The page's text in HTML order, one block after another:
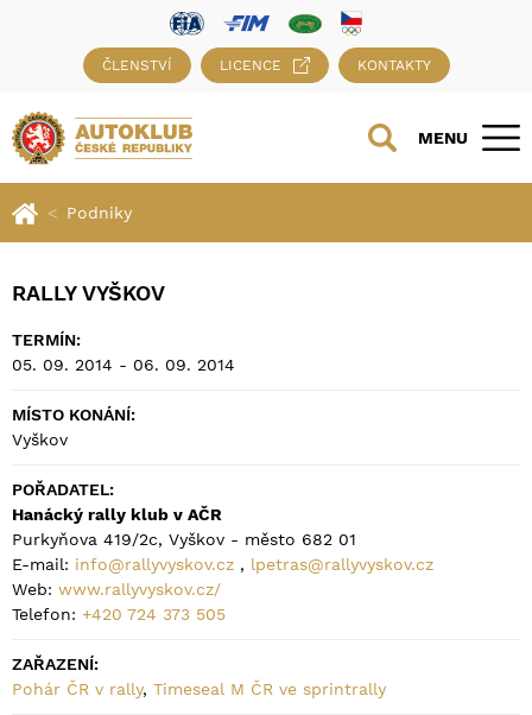
ČLENSTVÍ LICENCE KONTAKTY
MENU
Podniky
RALLY VYŠKOV
TERMÍN:
05. 09. 2014 - 06. 09. 2014
MÍSTO KONÁNÍ:
Vyškov
POŘADATEL:
Hanácký rally klub v AČR
Purkyňova 419/2c, Vyškov - město 682 01
E-mail: info@rallyvyskov.cz , lpetras@rallyvyskov.cz
Web: www.rallyvyskov.cz/
Telefon: +420 724 373 505
ZAŘAZENÍ:
Pohár ČR v rally, Timeseal M ČR ve sprintrally